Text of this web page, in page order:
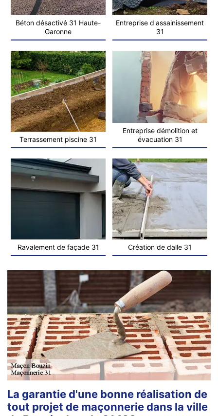
Béton désactivé 31 Haute-
Garonne
Entreprise d'assainissement
31
Terrassement piscine 31
Entreprise démolition et
évacuation 31
Ravalement de façade 31 Création de dalle 31
La garantie d'une bonne réalisation de
tout projet de maçonnerie dans la ville